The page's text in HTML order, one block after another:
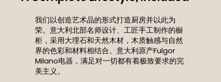
炉灶和烤箱。
我们以创造艺术品的形式打造厨房并以此为
荣。意大利北部名师设计、工匠手工制作的橱
柜，采用大理石和天然木材，木质触感与自然
界的色彩和材料相结合。意大利原产Fulgor
Milano电器，满足对一切都有着极致要求的完
美主义。